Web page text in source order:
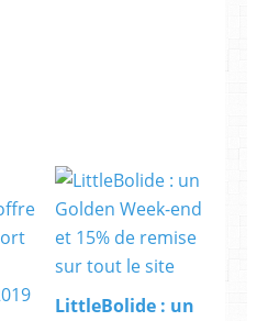
LittleBolide : un